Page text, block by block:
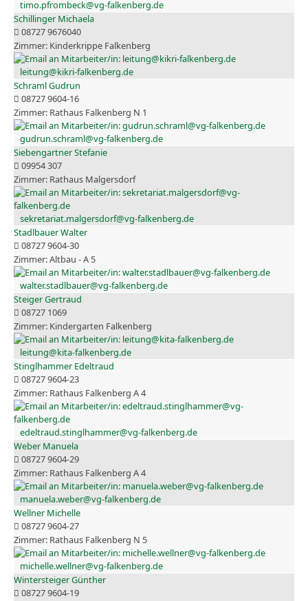
timo.pfrombeck@vg-falkenberg.de
Schillinger Michaela
08727 9676040
Kinderkrippe Falkenberg
leitung@kikri-falkenberg.de
Schraml Gudrun
08727 9604-16
Rathaus Falkenberg N 1
gudrun.schraml@vg-falkenberg.de
Siebengartner Stefanie
09954 307
Rathaus Malgersdorf
sekretariat.malgersdorf@vg-falkenberg.de
Stadlbauer Walter
08727 9604-30
Altbau - A 5
walter.stadlbauer@vg-falkenberg.de
Steiger Gertraud
08727 1069
Kindergarten Falkenberg
leitung@kita-falkenberg.de
Stinglhammer Edeltraud
08727 9604-23
Rathaus Falkenberg A 4
edeltraud.stinglhammer@vg-falkenberg.de
Weber Manuela
08727 9604-29
Rathaus Falkenberg A 4
manuela.weber@vg-falkenberg.de
Wellner Michelle
08727 9604-27
Rathaus Falkenberg N 5
michelle.wellner@vg-falkenberg.de
Wintersteiger Günther
08727 9604-19